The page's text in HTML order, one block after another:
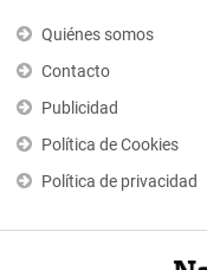
Quiénes somos
Contacto
Publicidad
Política de Cookies
Política de privacidad